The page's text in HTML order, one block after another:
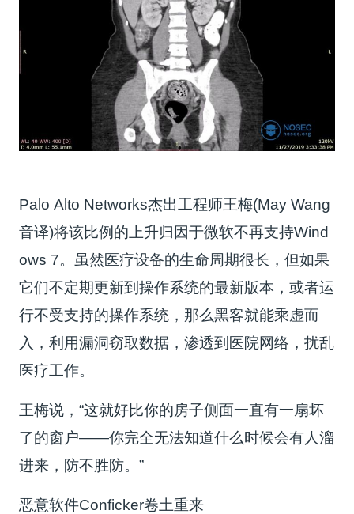
Palo Alto Networks杰出工程师王梅(May Wang
音译)将该比例的上升归因于微软不再支持Wind
ows 7。虽然医疗设备的生命周期很长，但如果
它们不定期更新到操作系统的最新版本，或者运
行不受支持的操作系统，那么黑客就能乘虚而
入，利用漏洞窃取数据，渗透到医院网络，扰乱
医疗工作。
王梅说，“这就好比你的房子侧面一直有一扇坏
了的窗户——你完全无法知道什么时候会有人溜
进来，防不胜防。”
恶意软件Conficker卷土重来